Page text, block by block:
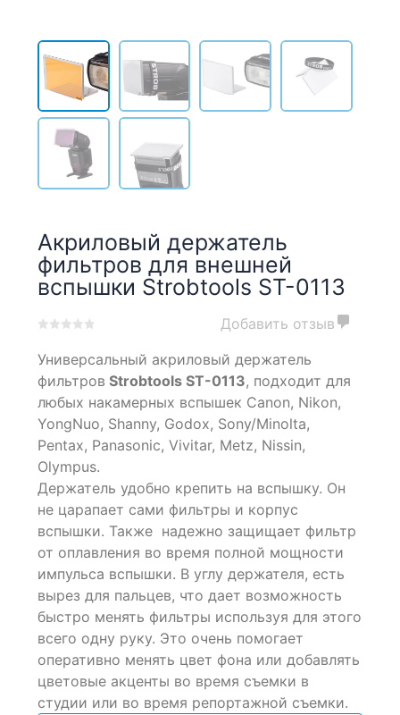
Акриловый держатель
фильтров для внешней
вспышки Strobtools ST-0113
out
of
based
on
customer
ratings
Добавить отзыв
Универсальный акриловый держатель
фильтров Strobtools ST-0113, подходит для
любых накамерных вспышек Canon, Nikon,
YongNuo, Shanny, Godox, Sony/Minolta,
Pentax, Panasonic, Vivitar, Metz, Nissin,
Olympus.
Держатель удобно крепить на вспышку. Он
не царапает сами фильтры и корпус
вспышки. Также надежно защищает фильтр
от оплавления во время полной мощности
импульса вспышки. В углу держателя, есть
вырез для пальцев, что дает возможность
быстро менять фильтры используя для этого
всего одну руку. Это очень помогает
оперативно менять цвет фона или добавлять
цветовые акценты во время съемки в
студии или во время репортажной съемки.